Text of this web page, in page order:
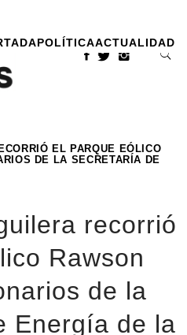
POLÍTICAACTUALIDAD
EL PARQUE EÓLICO
DE LA SECRETARÍA DE
recorrió
Rawson
de la
Energía de la